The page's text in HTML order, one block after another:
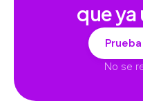
que ya
No se